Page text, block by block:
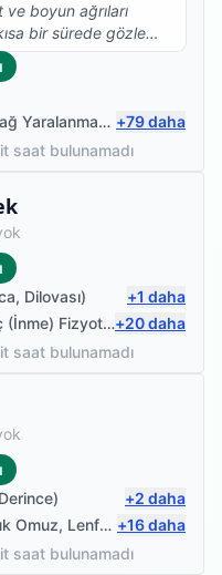
boyun ağrıları
bir sürede gözle
nazik yaklaşımı ve
çok teşekkür
Yaralanması ,Protez
+79daha
saat bulunamadı
, Dilovası) +1 daha
Fizyoterapisi ,
+20daha
saat bulunamadı
Derince) +2 daha
Omuz, Lenfödem Fizyoterapisi +16daha
saat bulunamadı